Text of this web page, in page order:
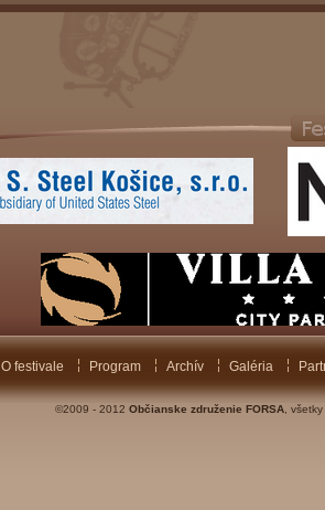
O festivale Program Archív Galéria
©2009 - 2012 Občianske združenie FORSA,